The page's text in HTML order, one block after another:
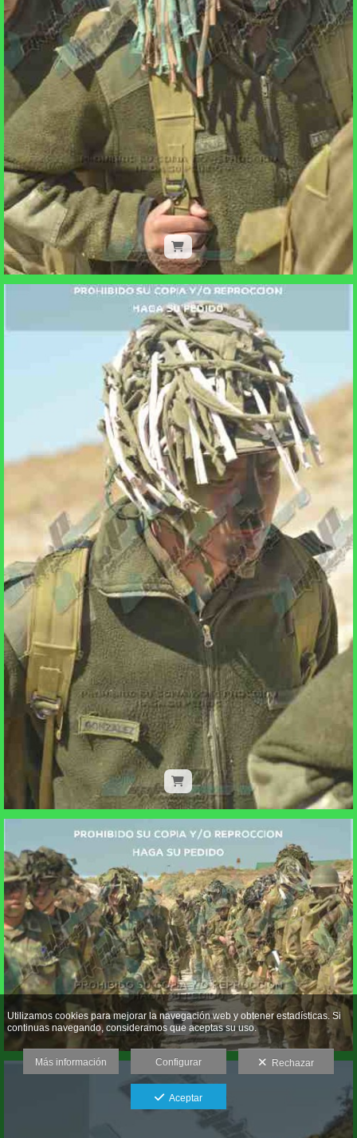
Utilizamos cookies para mejorar la navegación web y obtener estadísticas. Si
continuas navegando, consideramos que aceptas su uso.
Más información Configurar Rechazar
Aceptar